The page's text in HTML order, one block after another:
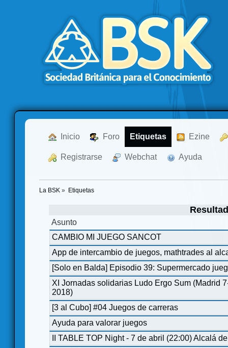
Inicio Foro Etiquetas Ezine
Registrarse Webchat Ayuda
La BSK » Etiquetas
Asunto
CAMBIO MI JUEGO SANCOT
App de intercambio de juegos, mathtrades al
[Solo en Balda] Episodio 39: Supermercado
XI Jornadas solidarias Ludo Ergo Sum (Madrid
2018)
[3 al Cubo] #04 Juegos de carreras
Ayuda para valorar juegos
II TABLE TOP Night - 7 de abril (22:00) Alcalá